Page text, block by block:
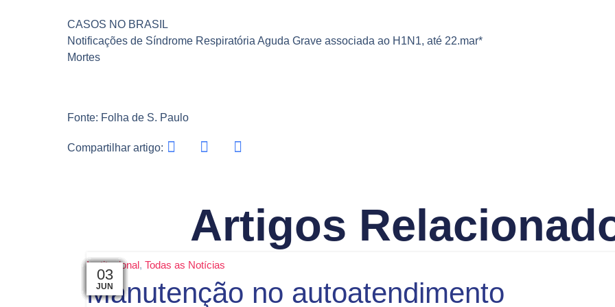
CASOS NO BRASIL
Notificações de Síndrome Respiratória Aguda Grave associada ao H1N1, até 22.mar*
Mortes
Fonte: Folha de S. Paulo
Compartilhar artigo:
Artigos
07
AGO
Institucional, Todas as Notícias
Manutenção no autoatendimento
29
JUL
24
JUL
16
JUL
09
JUL
06
JUL
03
JUL
29
JUN
29
JUN
26
JUN
12
JUN
03
JUN